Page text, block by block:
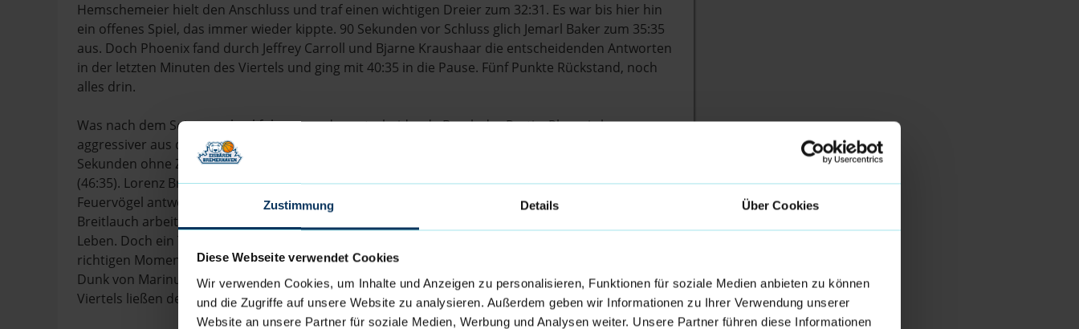
Zustimmung Details Über Cookies
Diese Webseite verwendet Cookies
Wir verwenden Cookies, um Inhalte und Anzeigen zu personalisieren, Funktionen für soziale Medien anbieten zu können
und die Zugriffe auf unsere Website zu analysieren. Außerdem geben wir Informationen zu Ihrer Verwendung unserer
Website an unsere Partner für soziale Medien, Werbung und Analysen weiter. Unsere Partner führen diese Informationen
Hemschemeier hielt den Anschluss und traf einen wichtigen Dreier zum 32:31. Es war bis hier hin
ein offenes Spiel, das immer wieder kippte. 90 Sekunden vor Schluss glich Jemarl Baker zum 35:35
aus. Doch Phoenix fand durch Jeffrey Carroll und Bjarne Kraushaar die entscheidenden Antworten
in der letzten Minuten des Viertels und ging mit 40:35 in die Pause. Fünf Punkte Rückstand, noch
alles drin.
Was nach dem Seitenwechsel folgte, war der entscheidende Bruch der Partie. Phoenix kam
aggressiver aus der Kabine, die Eisbären hingegen fanden lange keine Punkte. Nach 3 Min und 20
Sekunden ohne Zähler nahm Steven Esterkamp eine Auszeit, der Rückstand war bereits zweistellig
(46:35). Lorenz Brenneke erzielte daraufhin die ersten Punkte im dritten Viertel, doch die
Feuervögel antworteten prompt (49:37). Dominique Johnson, Lorenz Brenneke und Adrian
Breitlauch arbeiteten sich dann in einer guten Phase auf 49:45 heran und hielten die Hoffnung am
Leben. Doch ein Timeout von Chris Harris stoppte diese Aufholjagd im aus Hagens Perspektive
richtigen Moment. Phoenix zog wieder davon, nutzte Ballverluste der Eisbären konsequent aus. Ein
Dunk von Marinus N'Guessan und ein Dreier von Marcus Graves in den letzten Sekunden des
Viertels ließen den Spielstand auf 66:50 anwachsen. Zu viel.